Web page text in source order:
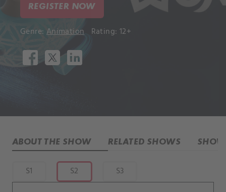
REGISTER NOW
Genre: Animation Rating: 12+
ABOUT THE SHOW RELATED SHOWS
S1 S2 S3